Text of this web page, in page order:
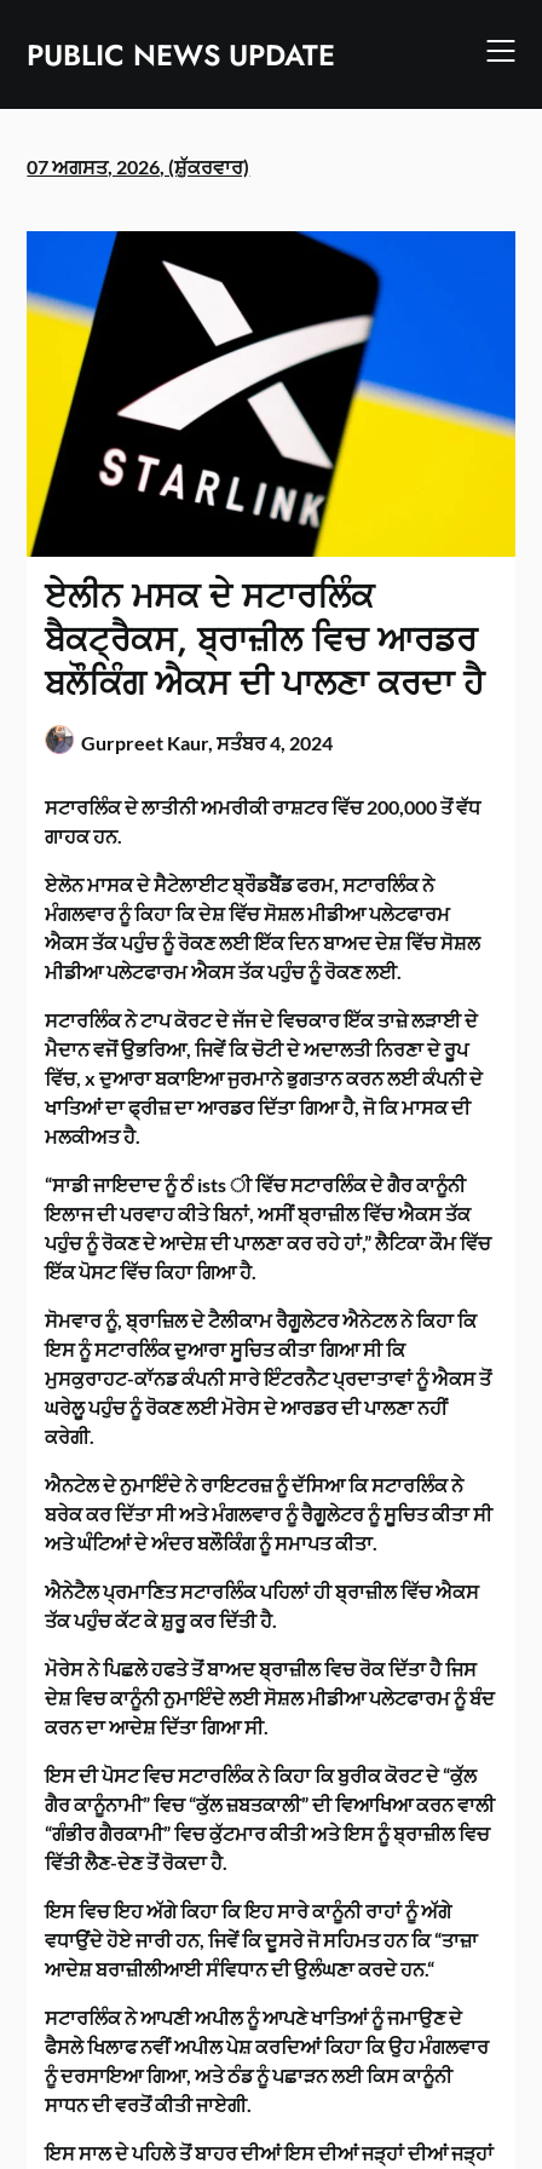
contentPUBLIC NEWS UPDATE
07 ਅਗਸਤ, 2026, (ਸ਼ੁੱਕਰਵਾਰ)
ਏਲੀਨ ਮਸਕ ਦੇ ਸਟਾਰਲਿੰਕ
ਬੈਕਟ੍ਰੈਕਸ, ਬ੍ਰਾਜ਼ੀਲ ਵਿਚ ਆਰਡਰ
ਬਲੌਕਿੰਗ ਐਕਸ ਦੀ ਪਾਲਣਾ ਕਰਦਾ ਹੈ
Gurpreet Kaur,ਸਤੰਬਰ 4, 2024
ਸਟਾਰਲਿੰਕ ਦੇ ਲਾਤੀਨੀ ਅਮਰੀਕੀ ਰਾਸ਼ਟਰ ਵਿੱਚ 200,000 ਤੋਂ ਵੱਧ
ਗਾਹਕ ਹਨ.
ਏਲੋਨ ਮਾਸਕ ਦੇ ਸੈਟੇਲਾਈਟ ਬ੍ਰੌਡਬੈਂਡ ਫਰਮ, ਸਟਾਰਲਿੰਕ ਨੇ
ਮੰਗਲਵਾਰ ਨੂੰ ਕਿਹਾ ਕਿ ਦੇਸ਼ ਵਿੱਚ ਸੋਸ਼ਲ ਮੀਡੀਆ ਪਲੇਟਫਾਰਮ
ਐਕਸ ਤੱਕ ਪਹੁੰਚ ਨੂੰ ਰੋਕਣ ਲਈ ਇੱਕ ਦਿਨ ਬਾਅਦ ਦੇਸ਼ ਵਿੱਚ ਸੋਸ਼ਲ
ਮੀਡੀਆ ਪਲੇਟਫਾਰਮ ਐਕਸ ਤੱਕ ਪਹੁੰਚ ਨੂੰ ਰੋਕਣ ਲਈ.
ਸਟਾਰਲਿੰਕ ਨੇ ਟਾਪ ਕੋਰਟ ਦੇ ਜੱਜ ਦੇ ਵਿਚਕਾਰ ਇੱਕ ਤਾਜ਼ੇ ਲੜਾਈ ਦੇ
ਮੈਦਾਨ ਵਜੋਂ ਉਭਰਿਆ, ਜਿਵੇਂ ਕਿ ਚੋਟੀ ਦੇ ਅਦਾਲਤੀ ਨਿਰਣਾ ਦੇ ਰੂਪ
ਵਿੱਚ, x ਦੁਆਰਾ ਬਕਾਇਆ ਜੁਰਮਾਨੇ ਭੁਗਤਾਨ ਕਰਨ ਲਈ ਕੰਪਨੀ ਦੇ
ਖਾਤਿਆਂ ਦਾ ਫ੍ਰੀਜ਼ ਦਾ ਆਰਡਰ ਦਿੱਤਾ ਗਿਆ ਹੈ, ਜੋ ਕਿ ਮਾਸਕ ਦੀ
ਮਲਕੀਅਤ ਹੈ.
“ਸਾਡੀ ਜਾਇਦਾਦ ਨੂੰ ਠੰ ists ੀ ਵਿੱਚ ਸਟਾਰਲਿੰਕ ਦੇ ਗੈਰ ਕਾਨੂੰਨੀ
ਇਲਾਜ ਦੀ ਪਰਵਾਹ ਕੀਤੇ ਬਿਨਾਂ, ਅਸੀਂ ਬ੍ਰਾਜ਼ੀਲ ਵਿੱਚ ਐਕਸ ਤੱਕ
ਪਹੁੰਚ ਨੂੰ ਰੋਕਣ ਦੇ ਆਦੇਸ਼ ਦੀ ਪਾਲਣਾ ਕਰ ਰਹੇ ਹਾਂ,” ਲੈਟਿਕਾ ਕੌਮ ਵਿੱਚ
ਇੱਕ ਪੋਸਟ ਵਿੱਚ ਕਿਹਾ ਗਿਆ ਹੈ.
ਸੋਮਵਾਰ ਨੂੰ, ਬ੍ਰਾਜ਼ਿਲ ਦੇ ਟੈਲੀਕਾਮ ਰੈਗੂਲੇਟਰ ਐਨੇਟਲ ਨੇ ਕਿਹਾ ਕਿ
ਇਸ ਨੂੰ ਸਟਾਰਲਿੰਕ ਦੁਆਰਾ ਸੂਚਿਤ ਕੀਤਾ ਗਿਆ ਸੀ ਕਿ
ਮੁਸਕੁਰਾਹਟ-ਕਾੱਨਡ ਕੰਪਨੀ ਸਾਰੇ ਇੰਟਰਨੈਟ ਪ੍ਰਦਾਤਾਵਾਂ ਨੂੰ ਐਕਸ ਤੋਂ
ਘਰੇਲੂ ਪਹੁੰਚ ਨੂੰ ਰੋਕਣ ਲਈ ਮੋਰੇਸ ਦੇ ਆਰਡਰ ਦੀ ਪਾਲਣਾ ਨਹੀਂ
ਕਰੇਗੀ.
ਐਨਟੇਲ ਦੇ ਨੁਮਾਇੰਦੇ ਨੇ ਰਾਇਟਰਜ਼ ਨੂੰ ਦੱਸਿਆ ਕਿ ਸਟਾਰਲਿੰਕ ਨੇ
ਬਰੇਕ ਕਰ ਦਿੱਤਾ ਸੀ ਅਤੇ ਮੰਗਲਵਾਰ ਨੂੰ ਰੈਗੂਲੇਟਰ ਨੂੰ ਸੂਚਿਤ ਕੀਤਾ ਸੀ
ਅਤੇ ਘੰਟਿਆਂ ਦੇ ਅੰਦਰ ਬਲੌਕਿੰਗ ਨੂੰ ਸਮਾਪਤ ਕੀਤਾ.
ਐਨੇਟੈਲ ਪ੍ਰਮਾਣਿਤ ਸਟਾਰਲਿੰਕ ਪਹਿਲਾਂ ਹੀ ਬ੍ਰਾਜ਼ੀਲ ਵਿੱਚ ਐਕਸ
ਤੱਕ ਪਹੁੰਚ ਕੱਟ ਕੇ ਸ਼ੁਰੂ ਕਰ ਦਿੱਤੀ ਹੈ.
ਮੋਰੇਸ ਨੇ ਪਿਛਲੇ ਹਫਤੇ ਤੋਂ ਬਾਅਦ ਬ੍ਰਾਜ਼ੀਲ ਵਿਚ ਰੋਕ ਦਿੱਤਾ ਹੈ ਜਿਸ
ਦੇਸ਼ ਵਿਚ ਕਾਨੂੰਨੀ ਨੁਮਾਇੰਦੇ ਲਈ ਸੋਸ਼ਲ ਮੀਡੀਆ ਪਲੇਟਫਾਰਮ ਨੂੰ ਬੰਦ
ਕਰਨ ਦਾ ਆਦੇਸ਼ ਦਿੱਤਾ ਗਿਆ ਸੀ.
ਇਸ ਦੀ ਪੋਸਟ ਵਿਚ ਸਟਾਰਲਿੰਕ ਨੇ ਕਿਹਾ ਕਿ ਬੁਰੀਕ ਕੋਰਟ ਦੇ “ਕੁੱਲ
ਗੈਰ ਕਾਨੂੰਨਾਮੀ” ਵਿਚ “ਕੁੱਲ ਜ਼ਬਤਕਾਲੀ” ਦੀ ਵਿਆਖਿਆ ਕਰਨ ਵਾਲੀ
“ਗੰਭੀਰ ਗੈਰਕਾਮੀ” ਵਿਚ ਕੁੱਟਮਾਰ ਕੀਤੀ ਅਤੇ ਇਸ ਨੂੰ ਬ੍ਰਾਜ਼ੀਲ ਵਿਚ
ਵਿੱਤੀ ਲੈਣ-ਦੇਣ ਤੋਂ ਰੋਕਦਾ ਹੈ.
ਇਸ ਵਿਚ ਇਹ ਅੱਗੇ ਕਿਹਾ ਕਿ ਇਹ ਸਾਰੇ ਕਾਨੂੰਨੀ ਰਾਹਾਂ ਨੂੰ ਅੱਗੇ
ਵਧਾਉਂਦੇ ਹੋਏ ਜਾਰੀ ਹਨ, ਜਿਵੇਂ ਕਿ ਦੂਸਰੇ ਜੋ ਸਹਿਮਤ ਹਨ ਕਿ “ਤਾਜ਼ਾ
ਆਦੇਸ਼ ਬਰਾਜ਼ੀਲੀਆਈ ਸੰਵਿਧਾਨ ਦੀ ਉਲੰਘਣਾ ਕਰਦੇ ਹਨ.“
ਸਟਾਰਲਿੰਕ ਨੇ ਆਪਣੀ ਅਪੀਲ ਨੂੰ ਆਪਣੇ ਖਾਤਿਆਂ ਨੂੰ ਜਮਾਉਣ ਦੇ
ਫੈਸਲੇ ਖਿਲਾਫ ਨਵੀਂ ਅਪੀਲ ਪੇਸ਼ ਕਰਦਿਆਂ ਕਿਹਾ ਕਿ ਉਹ ਮੰਗਲਵਾਰ
ਨੂੰ ਦਰਸਾਇਆ ਗਿਆ, ਅਤੇ ਠੰਡ ਨੂੰ ਪਛਾੜਨ ਲਈ ਕਿਸ ਕਾਨੂੰਨੀ
ਸਾਧਨ ਦੀ ਵਰਤੋਂ ਕੀਤੀ ਜਾਏਗੀ.
ਇਸ ਸਾਲ ਦੇ ਪਹਿਲੇ ਤੋਂ ਬਾਹਰ ਦੀਆਂ ਇਸ ਦੀਆਂ ਜੜ੍ਹਾਂ ਦੀਆਂ ਜੜ੍ਹਾਂ